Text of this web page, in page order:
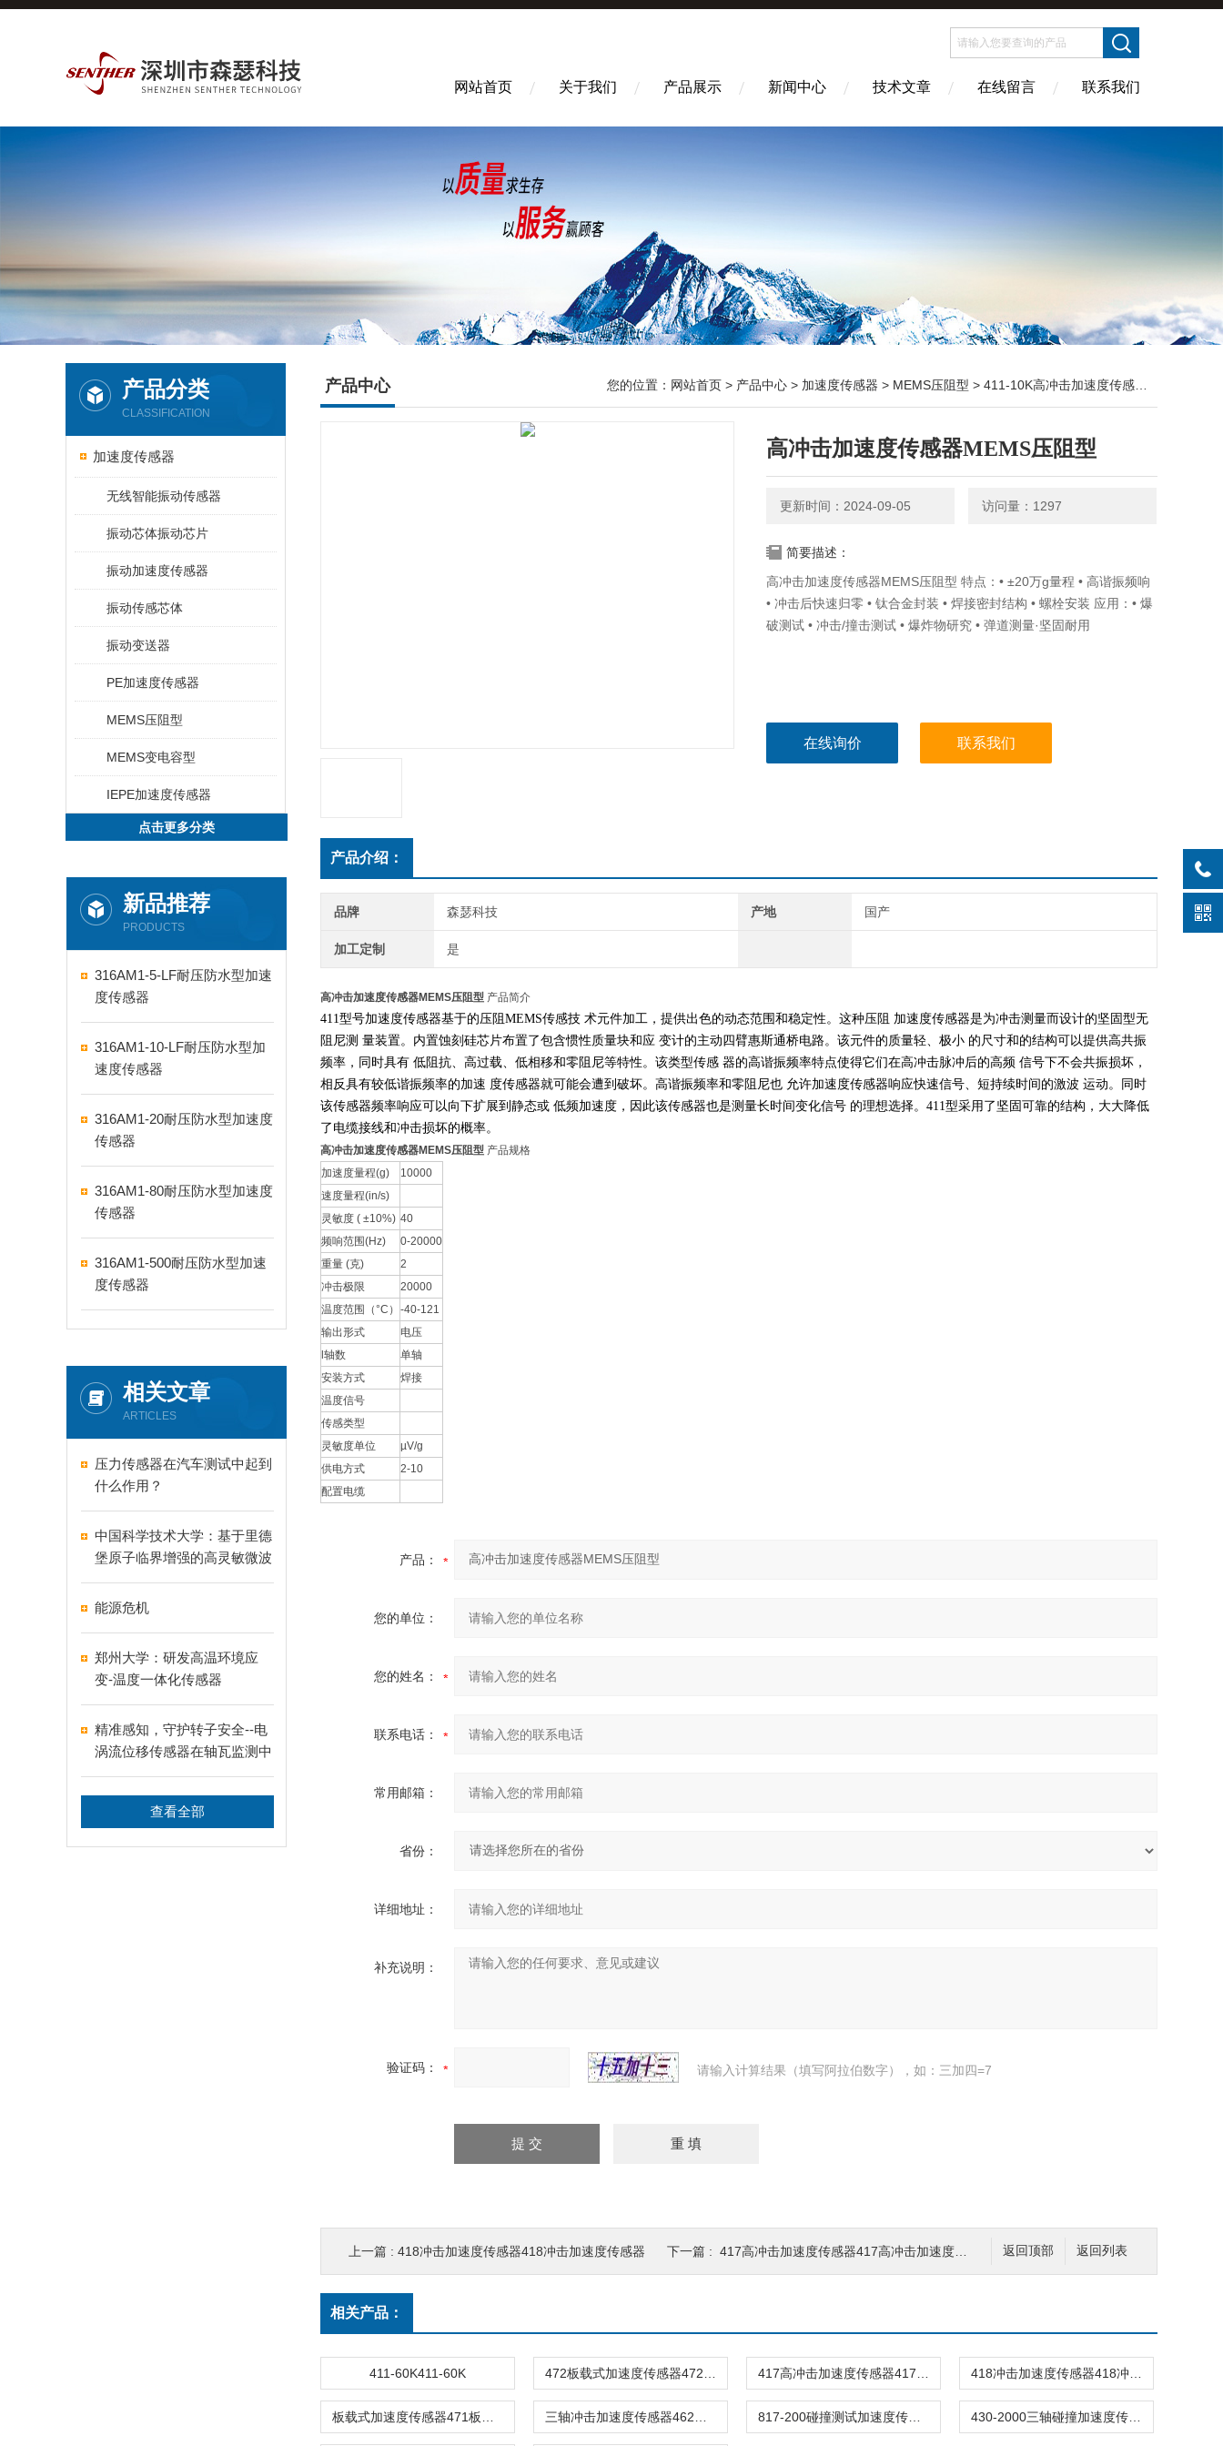
网站首页 关于我们 产品展示 新闻中心 技术文章 在线留言 联系我们
产品分类
CLASSIFICATION
加速度传感器
无线智能振动传感器
振动芯体振动芯片
振动加速度传感器
振动传感芯体
振动变送器
PE加速度传感器
MEMS压阻型
MEMS变电容型
IEPE加速度传感器
点击更多分类
新品推荐
PRODUCTS
316AM1-5-LF耐压防水型加速
度传感器
316AM1-10-LF耐压防水型加
速度传感器
316AM1-20耐压防水型加速度
传感器
316AM1-80耐压防水型加速度
传感器
316AM1-500耐压防水型加速
度传感器
相关文章
ARTICLES
压力传感器在汽车测试中起到
什么作用？
中国科学技术大学：基于里德
堡原子临界增强的高灵敏微波
传感实现
能源危机
郑州大学：研发高温环境应
变-温度一体化传感器
精准感知，守护转子安全--电
涡流位移传感器在轴瓦监测中
的核心应用
查看全部
产品中心 您的位置： 网站首页 > 产品中心 > 加速度传感器 > MEMS压阻型 > 411-10K高冲击加速度传感器MEMS压阻型
高冲击加速度传感器MEMS压阻型
更新时间：2024-09-05 访问量：1297
简要描述：
高冲击加速度传感器MEMS压阻型 特点：• ±20万g量程 • 高谐振频响
• 冲击后快速归零 • 钛合金封装 • 焊接密封结构 • 螺栓安装 应用：• 爆
破测试 • 冲击/撞击测试 • 爆炸物研究 • 弹道测量·坚固耐用
在线询价 联系我们
产品介绍：
品牌 森瑟科技 产地 国产
加工定制 是
高冲击加速度传感器MEMS压阻型 产品简介
411型号加速度传感器基于的压阻MEMS传感技 术元件加工，提供出色的动态范围和稳定性。这种压阻 加速度传感器是为冲击测量而设计的坚固型无
阻尼测 量装置。内置蚀刻硅芯片布置了包含惯性质量块和应 变计的主动四臂惠斯通桥电路。该元件的质量轻、极小 的尺寸和的结构可以提供高共振
频率，同时具有 低阻抗、高过载、低相移和零阻尼等特性。该类型传感 器的高谐振频率特点使得它们在高冲击脉冲后的高频 信号下不会共振损坏，
相反具有较低谐振频率的加速 度传感器就可能会遭到破坏。高谐振频率和零阻尼也 允许加速度传感器响应快速信号、短持续时间的激波 运动。同时
该传感器频率响应可以向下扩展到静态或 低频加速度，因此该传感器也是测量长时间变化信号 的理想选择。411型采用了坚固可靠的结构，大大降低
了电缆接线和冲击损坏的概率。
高冲击加速度传感器MEMS压阻型 产品规格
加速度量程(g)
10000
速度量程(in/s)
灵敏度 ( ±10%) 40
频响范围(Hz)
0-20000
重量 (克)
2
冲击极限
20000
温度范围（°C） -40-121
输出形式
电压
l轴数
单轴
安装方式
焊接
温度信号
传感类型
灵敏度单位
µV/g
供电方式
2-10
配置电缆
产品：
您的单位：
您的姓名：
联系电话：
常用邮箱：
省份：
详细地址：
补充说明：
验证码： 请输入计算结果（填写阿拉伯数字），如：三加四=7
返回列表
返回顶部
上一篇 : 418冲击加速度传感器418冲击加速度传感器 下一篇 : 417高冲击加速度传感器417高冲击加速度传感器
相关产品：
411-60K411-60K